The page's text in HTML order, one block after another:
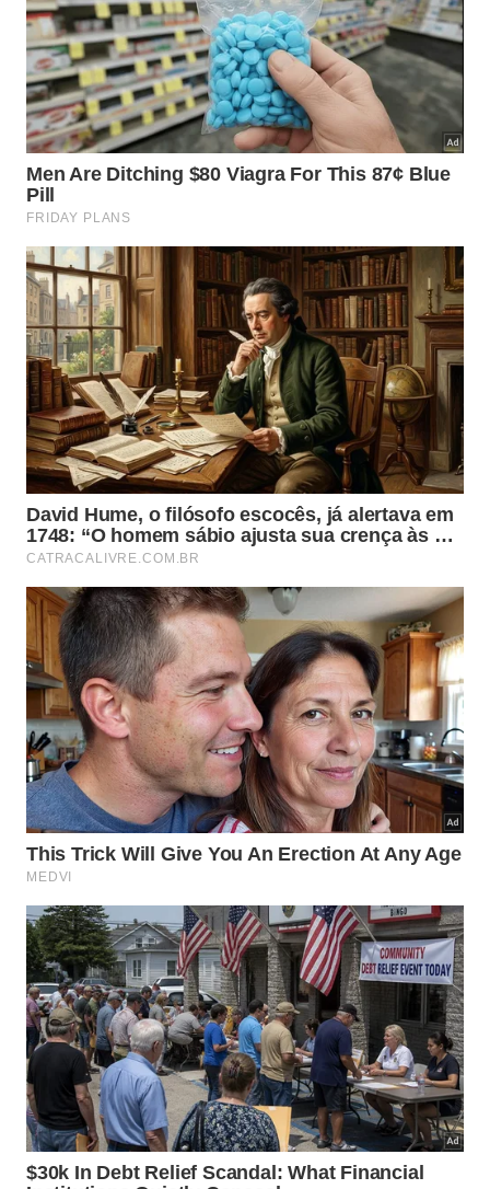
Quais são os números que
dimensionam esse feito científico?
A escala do projeto é difícil de visualizar sem
colocar os números em perspectiva. Confira os
dados que mostram a dimensão dessa iniciativa e
seus resultados medidos pela ciência.
66 bilhões de árvores foram plantadas ao longo
de mais de quatro décadas de trabalho contínuo
nas bordas do deserto de Taklamakan.
O projeto cobre milhares de quilômetros de faixa
verde que funciona como barreira contra o
avanço das dunas de areia sobre áreas habitadas.
25 anos de dados de satélite foram analisados
pelos pesquisadores para confirmar a absorção
líquida de CO₂ pela região reflorestada.
O estudo foi publicado no PNAS, periódico da
Academia Nacional de Ciências dos Estados
Unidos, considerado uma das referências
máximas da produção científica global.
O programa de reflorestamento teve início em 1978,
quando o governo chinês lançou o que ficou conhecido
Imagem gerada por inteligência artificial
O que essa descoberta significa para
o combate às mudanças climáticas?
A ciência climática historicamente tratou o
reflorestamento em áreas desérticas com ceticismo,
argumentando que as condições extremas de
temperatura e escassez de água tornariam inviável
a sobrevivência de florestas em larga escala. O
estudo chinês desafia essa premissa e demonstra